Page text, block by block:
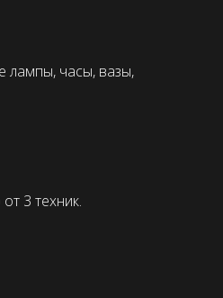
лампы, часы, вазы,
3 техник.